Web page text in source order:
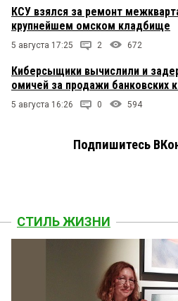
КСУ взялся за ремонт
крупнейшем омском кладбище
5 августа 17:25 2 672
Киберсыщики вычислили и
омичей за продажи банковских
5 августа 16:26 0 594
Подпишитесь
СТИЛЬ ЖИЗНИ